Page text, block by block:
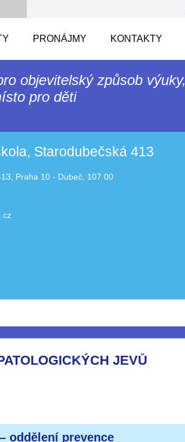
PRONÁJMY KONTAKTY
objevitelský způsob výuky,
pro děti
Starodubečská 413
Praha 10 - Dubeč, 107 00
JEVŮ
oddělení prevence